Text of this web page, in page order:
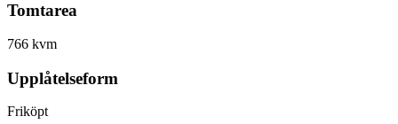
Tomtarea
766 kvm
Upplåtelseform
Friköpt